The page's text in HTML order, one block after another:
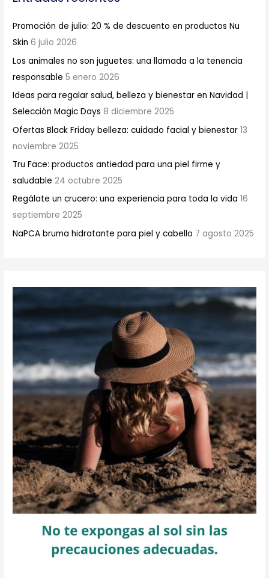
Promoción de julio: 20 % de descuento en productos Nu
Skin 6 julio 2026
Los animales no son juguetes: una llamada a la tenencia
responsable 5 enero 2026
Ideas para regalar salud, belleza y bienestar en Navidad |
Selección Magic Days 8 diciembre 2025
Ofertas Black Friday belleza: cuidado facial y bienestar 13
noviembre 2025
Tru Face: productos antiedad para una piel firme y
saludable 24 octubre 2025
Regálate un crucero: una experiencia para toda la vida 16
septiembre 2025
NaPCA bruma hidratante para piel y cabello 7 agosto 2025